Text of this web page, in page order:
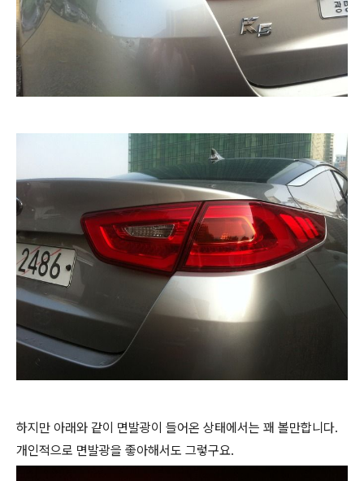
하지만 아래와 같이 면발광이 들어온 상태에서는 꽤 볼만합니다.
개인적으로 면발광을 좋아해서도 그렇구요.